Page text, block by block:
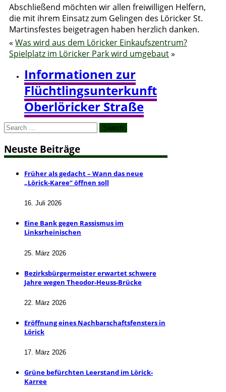
Abschließend möchten wir allen freiwilligen Helfern,
die mit ihrem Einsatz zum Gelingen des Löricker St.
Martinsfestes beigetragen haben herzlich danken.
« Was wird aus dem Löricker Einkaufszentrum?
Spielplatz im Löricker Park wird umgebaut»
Informationen zur
Flüchtlingsunterkunft
Oberlöricker Straße
Search
Neuste Beiträge
Früher als gedacht – Wann das neue
„Lörick-Karee“ öffnen soll
16. Juli 2026
Eine Bank gegen Rassismus im
Linksrheinischen
25. März 2026
Bezirksbürgermeister erwartet schwere
Jahre wegen Theodor-Heuss-Brücke
22. März 2026
Eröffnung eines Nachbarschaftsfensters in
Lörick
17. März 2026
Grüne befürchten Leerstand im Lörick-
Karree